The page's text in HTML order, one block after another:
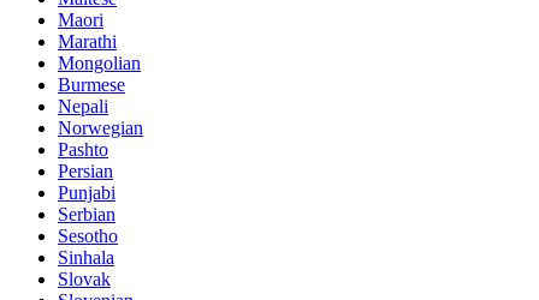
Maori
Marathi
Mongolian
Burmese
Nepali
Norwegian
Pashto
Persian
Punjabi
Serbian
Sesotho
Sinhala
Slovak